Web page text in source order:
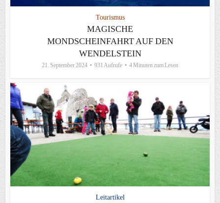
Tourismus
MAGISCHE
MONDSCHEINFAHRT AUF DEN
WENDELSTEIN
21. September 2024 931 Aufrufe 4 Minuten zum Lesen
Leitartikel